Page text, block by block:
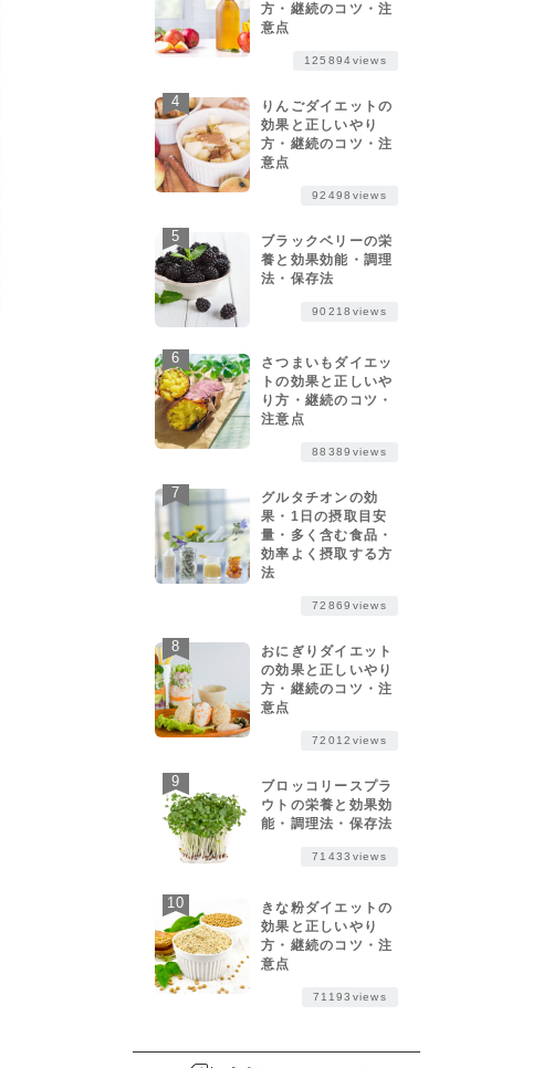
方・継続のコツ・注
意点
125894views
りんごダイエットの
効果と正しいやり
方・継続のコツ・注
意点
92498views
ブラックベリーの栄
養と効果効能・調理
法・保存法
90218views
さつまいもダイエッ
トの効果と正しいや
り方・継続のコツ・
注意点
88389views
グルタチオンの効
果・1日の摂取目安
量・多く含む食品・
効率よく摂取する方
法
72869views
おにぎりダイエット
の効果と正しいやり
方・継続のコツ・注
意点
72012views
ブロッコリースプラ
ウトの栄養と効果効
能・調理法・保存法
71433views
きな粉ダイエットの
効果と正しいやり
方・継続のコツ・注
意点
71193views